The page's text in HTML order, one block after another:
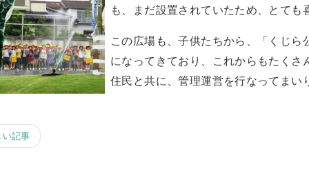
も、まだ設置されていたため、とても
この広場も、子供たちから、「くじら
になってきており、これからもたくさ
住民と共に、管理運営を行なってまい
記事